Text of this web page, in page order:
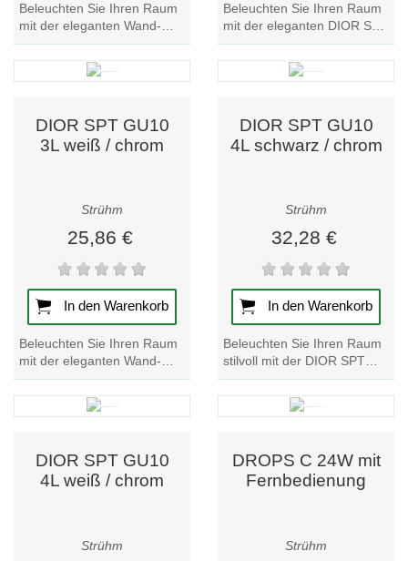
Beleuchten Sie Ihren Raum
mit der eleganten Wand-
und Deckenleuchte DIOR
SPT GU10 2L weiß/chrom.
Verbessern Sie Ihre...
Beleuchten Sie Ihren Raum
mit der eleganten DIOR SPT
GU10 3L schwarz/chrom
Wand- und Deckenleuchte.
Werten Sie Ihre...
DIOR SPT GU10
3L weiß / chrom
Strühm
25,86 €
In den Warenkorb
Beleuchten Sie Ihren Raum
mit der eleganten Wand-
und Deckenleuchte DIOR
SPT GU10 3L in
Weiß/Chrom. Perfekt für...
DIOR SPT GU10
4L schwarz / chrom
Strühm
32,28 €
In den Warenkorb
Beleuchten Sie Ihren Raum
stilvoll mit der DIOR SPT
GU10 4L schwarz/chrom
Wand- und Deckenleuchte.
Werten Sie Ihre...
DIOR SPT GU10
4L weiß / chrom
Strühm
DROPS C 24W mit
Fernbedienung
Strühm